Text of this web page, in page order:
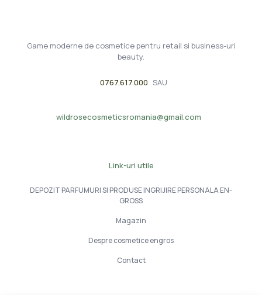
Game moderne de cosmetice pentru retail si business-uri
beauty.
0767.617.000 SAU
wildrosecosmeticsromania@gmail.com
Link-uri utile
DEPOZIT PARFUMURI SI PRODUSE INGRIJIRE PERSONALA EN-
GROSS
Magazin
Despre cosmetice engros
Contact